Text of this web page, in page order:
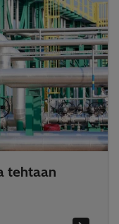
tehtaan